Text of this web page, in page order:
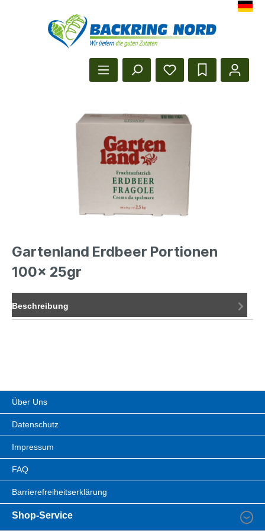
Herzlich Willkommen beim
Gartenland Erdbeer Portionen
100x 25gr
Beschreibung
Über Uns
Datenschutz
Impressum
FAQ
Barrierefreiheitserklärung
Shop-Service